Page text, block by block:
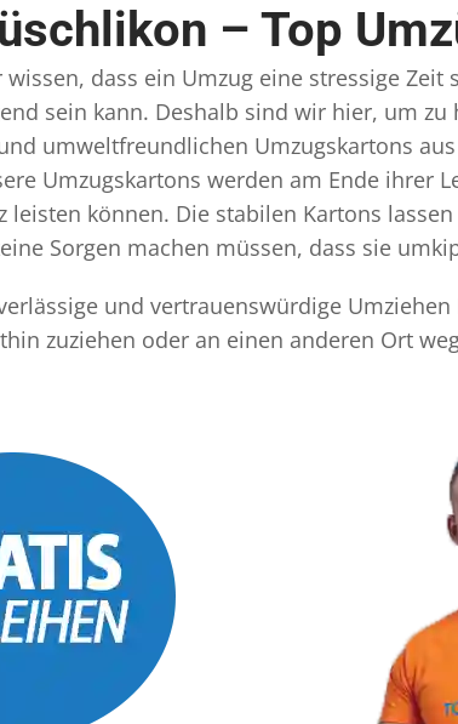
– Top
dass ein Umzug eine stressige
sein kann. Deshalb sind wir hier, um
umweltfreundlichen Umzugskartons
Umzugskartons werden am Ende ihrer
leisten können. Die stabilen Kartons
Sorgen machen müssen, dass sie
und vertrauenswürdige
zuziehen oder an einen anderen Ort